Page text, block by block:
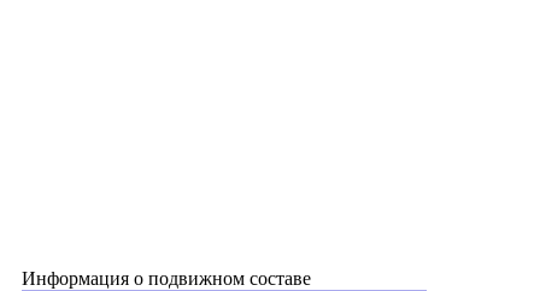
Информация о подвижном составе